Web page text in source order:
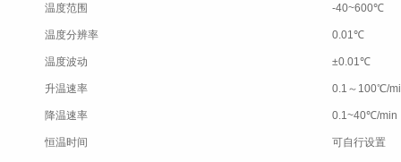
温度范围 -40~600℃
温度分辨率 0.01℃
温度波动 ±0.01℃
升温速率 0.1～100℃/
降温速率 0.1~40℃/min
恒温时间 可自行设置